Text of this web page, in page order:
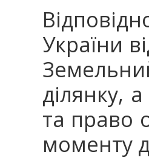
України
ділянку,
та право
моменту